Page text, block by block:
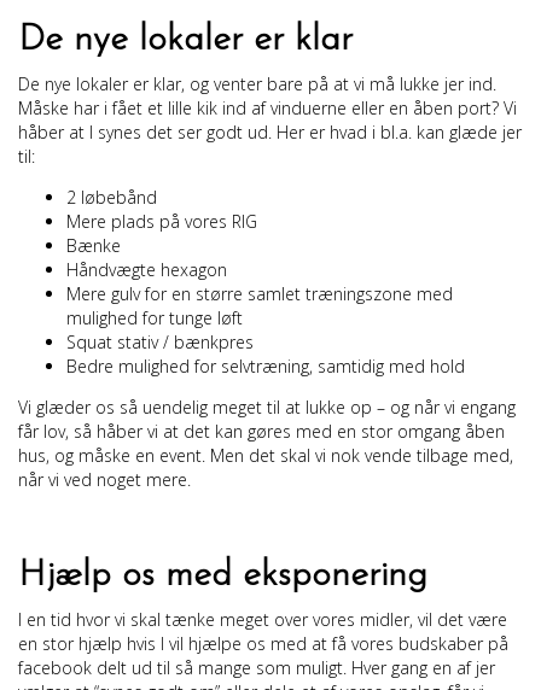
De nye lokaler er klar
De nye lokaler er klar, og venter bare på at vi må lukke jer ind.
Måske har i fået et lille kik ind af vinduerne eller en åben port? Vi
håber at I synes det ser godt ud. Her er hvad i bl.a. kan glæde jer
til:
2 løbebånd
Mere plads på vores RIG
Bænke
Håndvægte hexagon
Mere gulv for en større samlet træningszone med
mulighed for tunge løft
Squat stativ / bænkpres
Bedre mulighed for selvtræning, samtidig med hold
Vi glæder os så uendelig meget til at lukke op – og når vi engang
får lov, så håber vi at det kan gøres med en stor omgang åben
hus, og måske en event. Men det skal vi nok vende tilbage med,
når vi ved noget mere.
Hjælp os med eksponering
I en tid hvor vi skal tænke meget over vores midler, vil det være
en stor hjælp hvis I vil hjælpe os med at få vores budskaber på
facebook delt ud til så mange som muligt. Hver gang en af jer